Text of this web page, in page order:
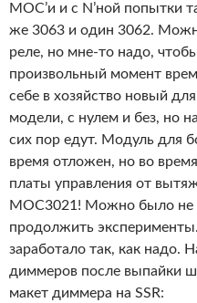
MOC’и и с N’ной попытки
же 3063 и один 3062.
реле, но мне-то надо,
произвольный момент
себе в хозяйство новый
модели, с нулем и без, но
сих пор едут. Модуль для
время отложен, но во
платы управления от
MOC3021! Можно было не
продолжить
заработало так, как надо.
диммеров после выпайки
макет диммера на SSR: